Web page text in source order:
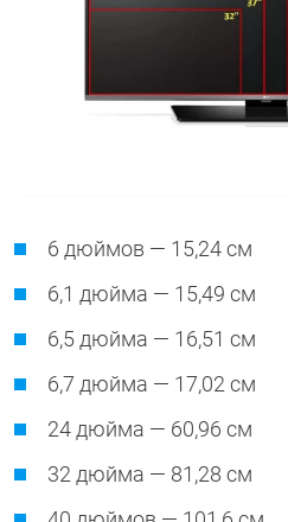
6 дюймов — 15,24 см
6,1 дюйма — 15,49 см
6,5 дюйма — 16,51 см
6,7 дюйма — 17,02 см
24 дюйма — 60,96 см
32 дюйма — 81,28 см